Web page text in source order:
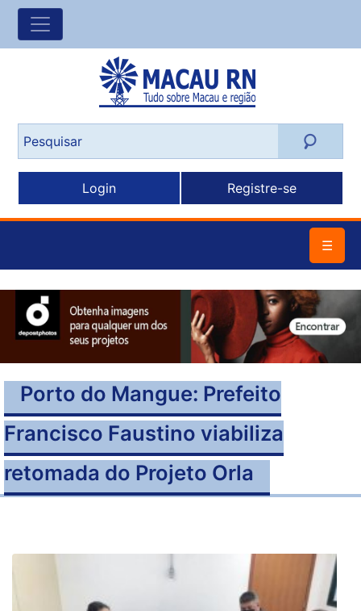
Login Registre-se
☰
Porto do Mangue: Prefeito
Francisco Faustino viabiliza
retomada do Projeto Orla